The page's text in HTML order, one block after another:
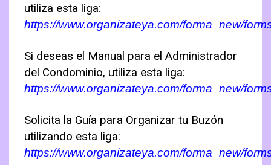
utiliza esta liga:
https://www.organizateya.com/forma_new/
Si deseas el Manual para el Administrador
del Condominio, utiliza esta liga:
https://www.organizateya.com/forma_new/
Solicita la Guía para Organizar tu Buzón
utilizando esta liga:
https://www.organizateya.com/forma_new/